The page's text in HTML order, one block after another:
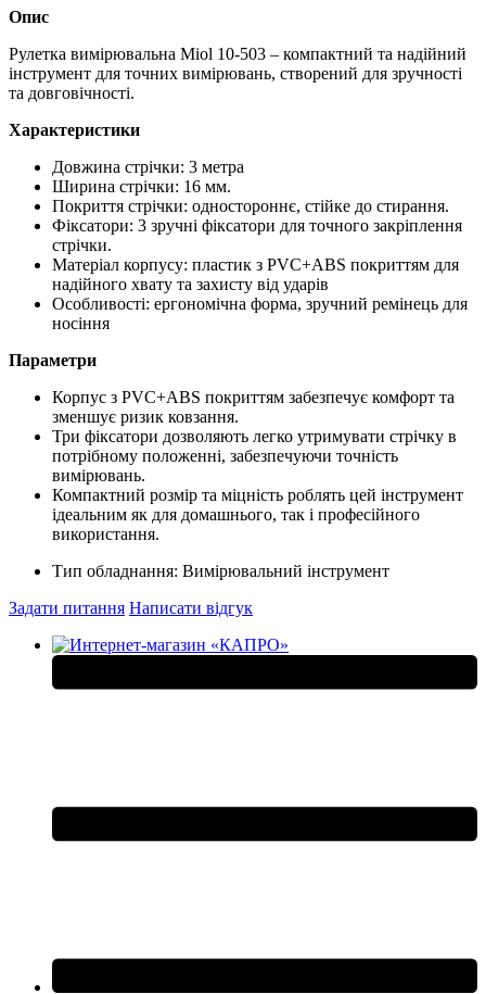
Опис
Рулетка вимірювальна Miol 10-503 – компактний та надійний
інструмент для точних вимірювань, створений для зручності
та довговічності.
Характеристики
Довжина стрічки: 3 метра
Ширина стрічки: 16 мм.
Покриття стрічки: одностороннє, стійке до стирання.
Фіксатори: 3 зручні фіксатори для точного закріплення
стрічки.
Матеріал корпусу: пластик з PVC+ABS покриттям для
надійного хвату та захисту від ударів
Особливості: ергономічна форма, зручний ремінець для
носіння
Параметри
Корпус з PVC+ABS покриттям забезпечує комфорт та
зменшує ризик ковзання.
Три фіксатори дозволяють легко утримувати стрічку в
потрібному положенні, забезпечуючи точність
вимірювань.
Компактний розмір та міцність роблять цей інструмент
ідеальним як для домашнього, так і професійного
використання.
Тип обладнання: Вимірювальний інструмент
Задати питання Написати відгук